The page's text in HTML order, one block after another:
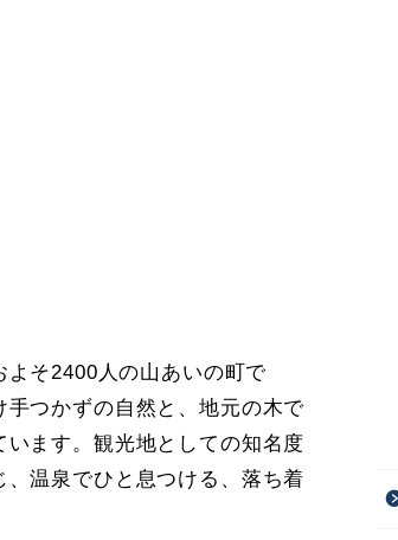
そ2400人の山あいの町で
つかずの自然と、地元の木で
ます。観光地としての知名度
温泉でひと息つける、落ち着